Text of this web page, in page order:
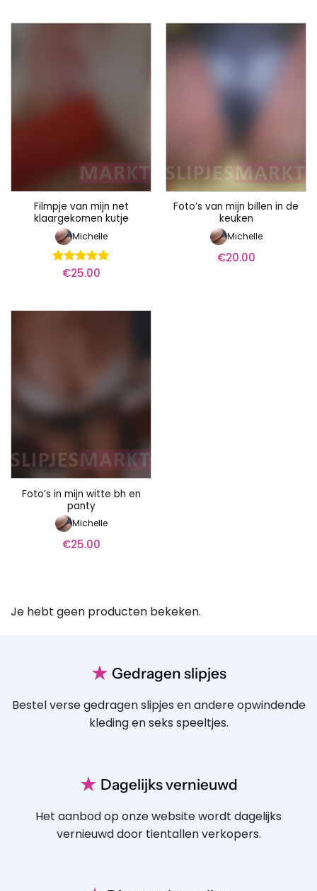
Filmpje van mijn net
klaargekomen kutje
Michelle
Waardering
€25.00
Foto’s van mijn billen in de
keuken
Michelle
€20.00
Foto’s in mijn witte bh en
panty
Michelle
€25.00
Je hebt geen producten bekeken.
★ Gedragen slipjes
Bestel verse gedragen slipjes en andere opwindende
kleding en seks speeltjes.
★ Dagelijks vernieuwd
Het aanbod op onze website wordt dagelijks
vernieuwd door tientallen verkopers.